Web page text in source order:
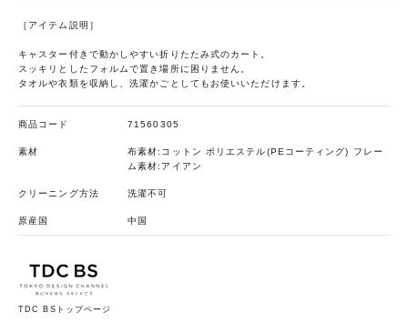
［アイテム説明］
キャスター付きで動かしやすい折りたたみ式のカート。
スッキリとしたフォルムで置き場所に困りません。
タオルや衣類を収納し、洗濯かごとしてもお使いいただけます。
商品コード 71560305
素材
布素材:コットン ポリエステル(PEコーティング) フレー
ム素材:アイアン
クリーニング方法 洗濯不可
原産国 中国
TDC BSトップページ